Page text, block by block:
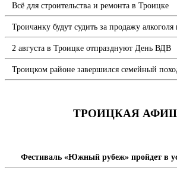
Всё для строительства и ремонта в Троицке
Троичанку будут судить за продажу
2 августа в Троицке отпразднуют День ВДВ
Троицком районе завершился семейный
ТРОИЦКАЯ
Фестиваль «Южный рубеж» пройдет в